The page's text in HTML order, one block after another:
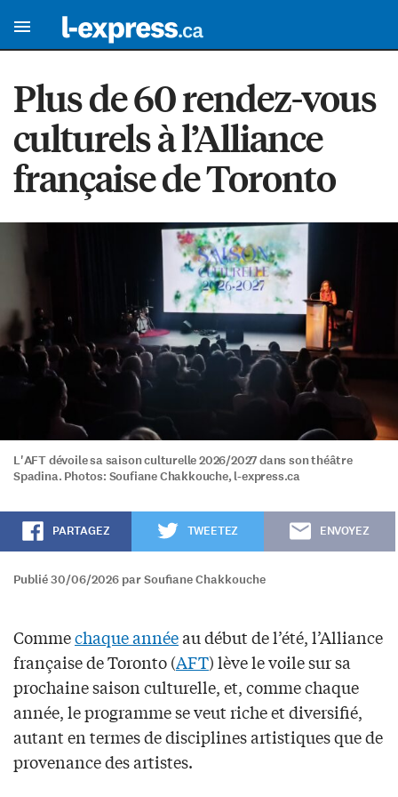
Plus de 60 rendez-vous
culturels à l’Alliance
française de Toronto
L'AFT dévoile sa saison culturelle 2026/2027 dans son théâtre
Spadina. Photos: Soufiane Chakkouche, l-express.ca
PARTAGEZ TWEETEZ ENVOYEZ
Publié 30/06/2026 par Soufiane Chakkouche
Commechaque annéeau début de l’été, l’Alliance
française de Toronto (AFT) lève le voile sur sa
prochaine saison culturelle, et, comme chaque
année, le programme se veut riche et diversifié,
autant en termes de disciplines artistiques que de
provenance des artistes.